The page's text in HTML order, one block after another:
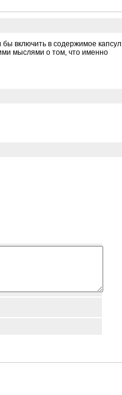
включить в содержимое капсул
мыслями о том, что именно